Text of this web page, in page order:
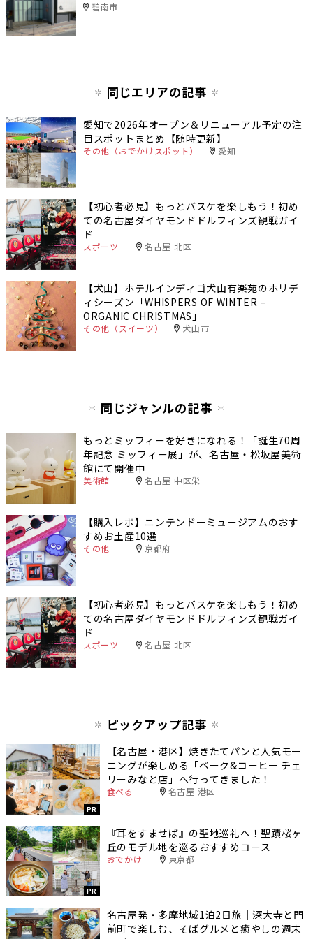
碧南市
同じエリアの記事
愛知で2026年オープン＆リニューアル予定の注
目スポットまとめ【随時更新】
その他（おでかけスポット） 愛知
【初心者必見】もっとバスケを楽しもう！初め
ての名古屋ダイヤモンドドルフィンズ観戦ガイ
ド
スポーツ 名古屋 北区
【犬山】ホテルインディゴ犬山有楽苑のホリデ
ィシーズン「WHISPERS OF WINTER –
ORGANIC CHRISTMAS」
その他（スイーツ） 犬山市
同じジャンルの記事
もっとミッフィーを好きになれる！「誕生70周
年記念 ミッフィー展」が、名古屋・松坂屋美術
館にて開催中
美術館 名古屋 中区栄
【購入レポ】ニンテンドーミュージアムのおす
すめお土産10選
その他 京都府
【初心者必見】もっとバスケを楽しもう！初め
ての名古屋ダイヤモンドドルフィンズ観戦ガイ
ド
スポーツ 名古屋 北区
ピックアップ記事
PR
【名古屋・港区】焼きたてパンと人気モー
ニングが楽しめる「ベーク&コーヒー チェ
リーみなと店」へ行ってきました！
食べる 名古屋 港区
PR
『耳をすませば』の聖地巡礼へ！聖蹟桜ヶ
丘のモデル地を巡るおすすめコース
おでかけ 東京都
名古屋発・多摩地域1泊2日旅｜深大寺と門
前町で楽しむ、そばグルメと癒やしの週末